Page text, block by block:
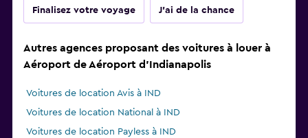
Finalisez votre voyage J'ai de la chance
Autres agences proposant des voitures à louer à
Aéroport de Aéroport d'Indianapolis
Voitures de location Avis à IND
Voitures de location National à IND
Voitures de location Payless à IND